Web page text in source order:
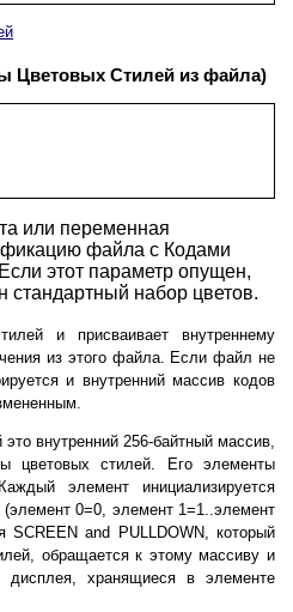
Цветовых Стилей из файла)
или переменная
файла с Кодами
этот параметр опущен,
стандартный набор цветов.
и присваивает внутреннему
из этого файла. Если файл не
и внутренний массив кодов
внутренний 256-байтный массив,
цветовых стилей. Его элементы
элемент инициализируется
0=0, элемент 1=1..элемент
and PULLDOWN, который
обращается к этому массиву и
дисплея, хранящиеся в элементе